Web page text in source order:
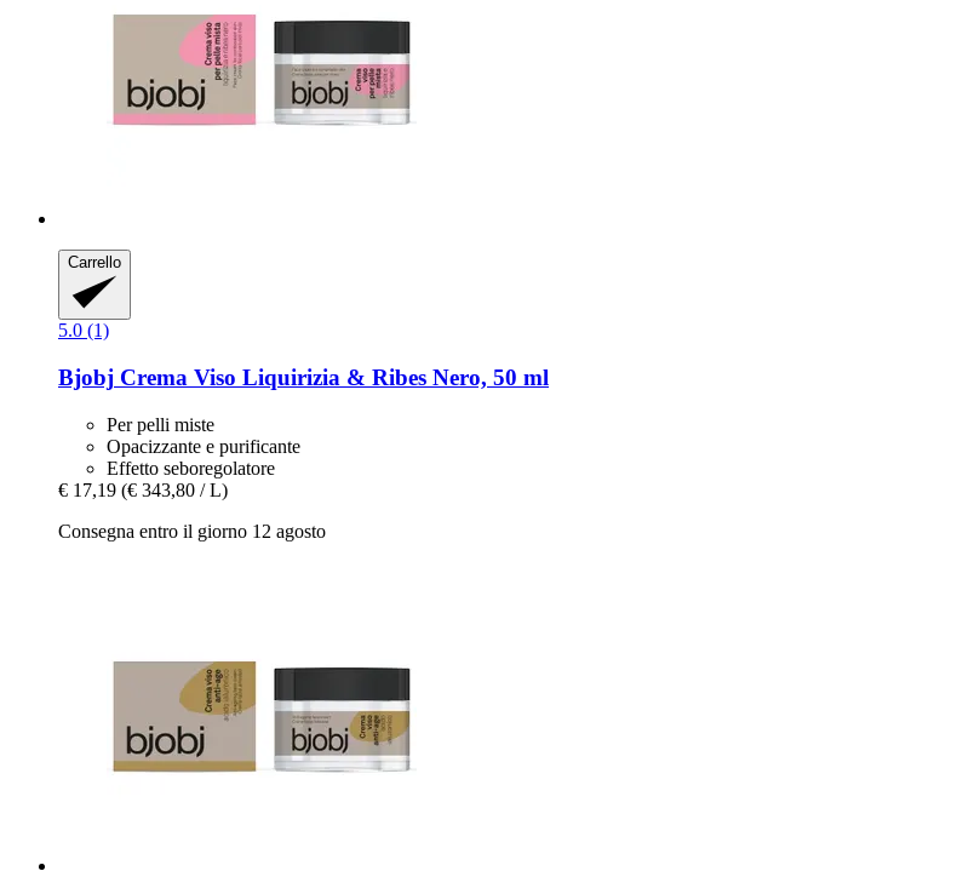
Carrello
5.0 (1)
Bjobj Crema Viso Liquirizia & Ribes Nero, 50 ml
Per pelli miste
Opacizzante e purificante
Effetto seboregolatore
€ 17,19 (€ 343,80 / L)
Consegna entro il giorno 12 agosto